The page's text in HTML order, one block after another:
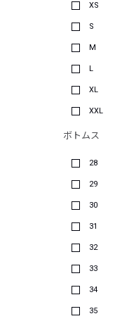
XS
S
M
L
XL
XXL
ボトムス
28
29
30
31
32
33
34
35